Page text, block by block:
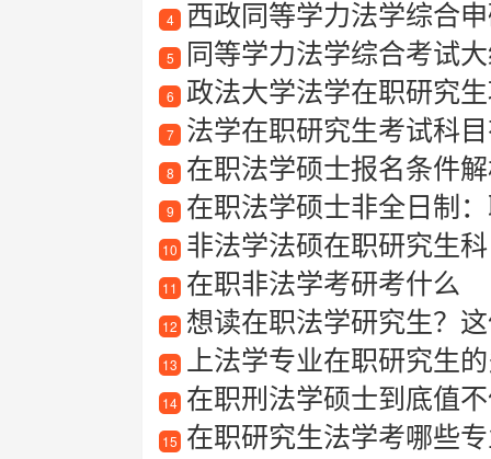
4 西政同等学力法学综合
5 同等学力法学综合考试
6 政法大学法学在职研究生项
7 法学在职研究生考试科
8 在职法学硕士报名条件
9 在职法学硕士非全日制
10 非法学法硕在职研究生
11 在职非法学考研考什么
12 想读在职法学研究生？这
13 上法学专业在职研究生
14 在职刑法学硕士到底值
15 在职研究生法学考哪些